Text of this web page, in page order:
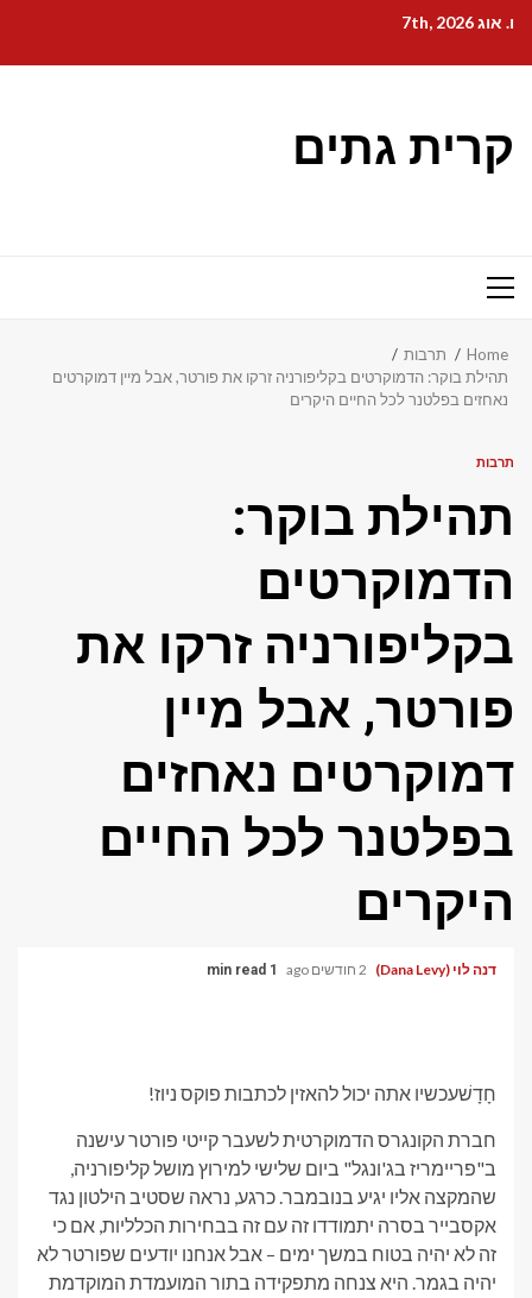
content
ו. אוג 7th, 2026
קרית גתים
Primary
Home
תרבות
תהילת בוקר: הדמוקרטים בקליפורניה זרקו את פורטר, אבל מיין דמוקרטים
נאחזים בפלטנר לכל החיים היקרים
תרבות
תהילת בוקר:
הדמוקרטים
בקליפורניה זרקו את
פורטר, אבל מיין
דמוקרטים נאחזים
בפלטנר לכל החיים
היקרים
דנה לוי (Dana Levy) 2 חודשים ago 1 min read
חָדָשׁעכשיו אתה יכול להאזין לכתבות פוקס ניוז!
חברת הקונגרס הדמוקרטית לשעבר קייטי פורטר עישנה
ב"פריימריז בג'ונגל" ביום שלישי למירוץ מושל קליפורניה,
שהמקצה אליו יגיע בנובמבר. כרגע, נראה שסטיב הילטון נגד
אקסבייר בסרה יתמודדו זה עם זה בבחירות הכלליות, אם כי
זה לא יהיה בטוח במשך ימים – אבל אנחנו יודעים שפורטר לא
יהיה בגמר. היא צנחה מתפקידה בתור המועמדת המוקדמת